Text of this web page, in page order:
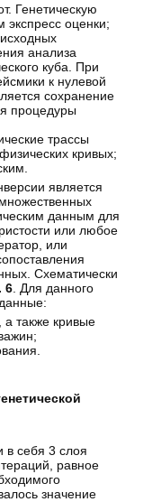
Генетическую
оценки;
анализа
куба. При
к нулевой
сохранение
процедуры
трассы
кривых;
является
данным для
или любое
или
Схематически
6 . Для данного
также кривые
в себя 3 слоя
равное
значение